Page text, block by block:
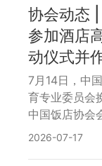
协会动态
参加酒店
动仪式并
7月14日，中
育专业委员会
中国饭店协会
2026-07-17